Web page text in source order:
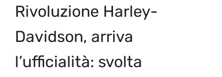
Rivoluzione Harley-
Davidson, arriva
l’ufficialità: svolta